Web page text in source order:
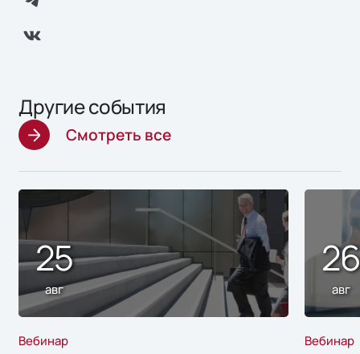
Другие события
Смотреть все
25
авг
Вебинар
авг
Вебинар